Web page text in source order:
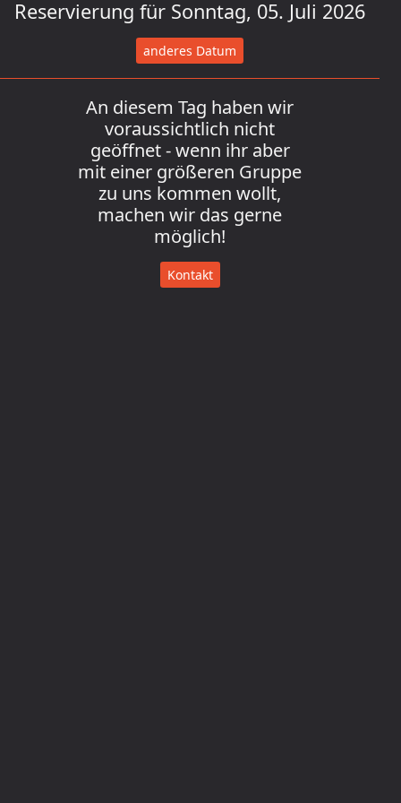
Reservierung für Sonntag, 05. Juli 2026
anderes Datum
An diesem Tag haben wir
voraussichtlich nicht
geöffnet - wenn ihr aber
mit einer größeren Gruppe
zu uns kommen wollt,
machen wir das gerne
möglich!
Kontakt